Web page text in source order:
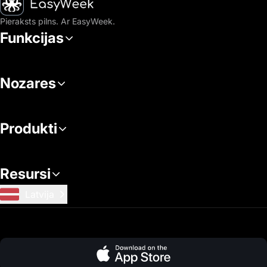
Pieraksts pilns. Ar EasyWeek.
Funkcijas
Nozares
Produkti
Resursi